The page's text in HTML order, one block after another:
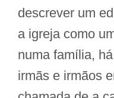
descrever um
a igreja como
numa família,
irmãs e irmãos